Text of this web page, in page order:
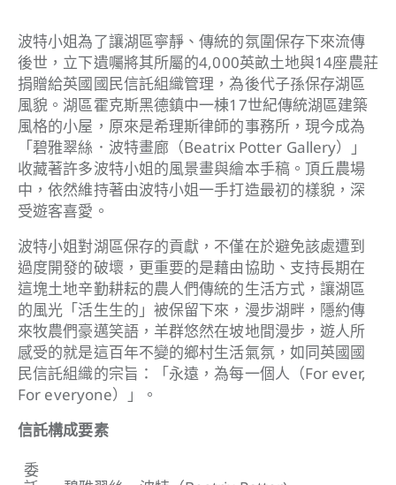
波特小姐為了讓湖區寧靜、傳統的氛圍保存下來流傳
後世，立下遺囑將其所屬的4,000英畝土地與14座農莊
捐贈給英國國民信託組織管理，為後代子孫保存湖區
風貌。湖區霍克斯黑德鎮中一棟17世紀傳統湖區建築
風格的小屋，原來是希理斯律師的事務所，現今成為
「碧雅翠絲．波特畫廊（Beatrix Potter Gallery）」
收藏著許多波特小姐的風景畫與繪本手稿。頂丘農場
中，依然維持著由波特小姐一手打造最初的樣貌，深
受遊客喜愛。
波特小姐對湖區保存的貢獻，不僅在於避免該處遭到
過度開發的破壞，更重要的是藉由協助、支持長期在
這塊土地辛勤耕耘的農人們傳統的生活方式，讓湖區
的風光「活生生的」被保留下來，漫步湖畔，隱約傳
來牧農們豪邁笑語，羊群悠然在坡地間漫步，遊人所
感受的就是這百年不變的鄉村生活氣氛，如同英國國
民信託組織的宗旨：「永遠，為每一個人（For ever,
For everyone）」。
信託構成要素
委